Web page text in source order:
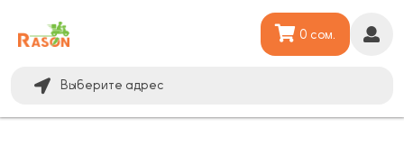
Выберите адрес
0 сом.